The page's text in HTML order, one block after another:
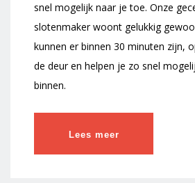
snel mogelijk naar je toe. Onze
slotenmaker woont gelukkig
kunnen er binnen 30 minuten zijn,
de deur en helpen je zo snel
binnen.
Lees meer